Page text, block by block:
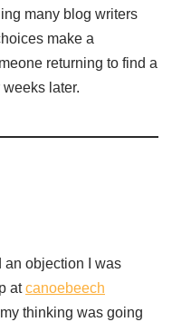
many blog writers
make a
returning to find a
later.
an objection I was
atcanoebeech
thinking was going